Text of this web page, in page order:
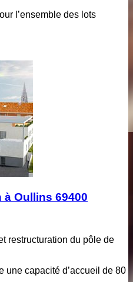
l’ensemble des lots
à Oullins 69400
restructuration du pôle de
une capacité d’accueil de 80